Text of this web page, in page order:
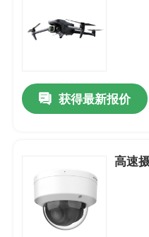
首页
获得最新报价
高速